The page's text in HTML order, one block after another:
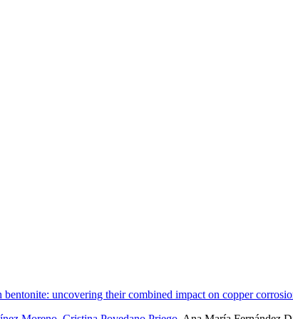
uncovering their combined impact on copper